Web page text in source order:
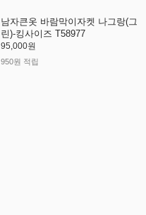
남자큰옷 바람막이자켓 나그랑(그
린)-킹사이즈 T58977
95,000원
950원 적립